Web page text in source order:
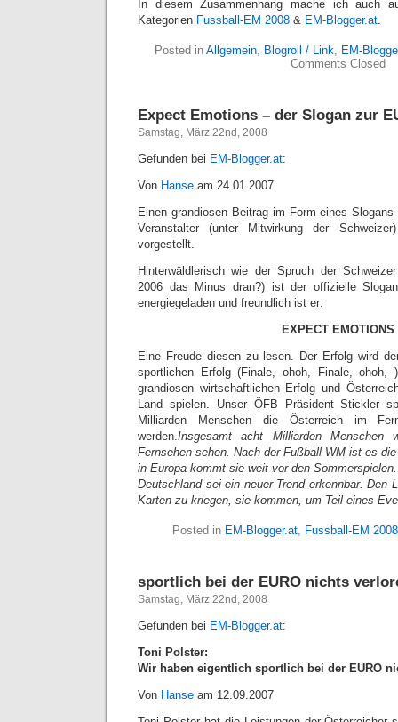
In diesem Zusammenhang mache ich auch
Kategorien Fussball-EM 2008 & EM-Blogger.at.
Posted in Allgemein, Blogroll / Link, EM-
Comments Closed
Expect Emotions – der Slogan zur
Samstag, März 22nd, 2008
Gefunden bei EM-Blogger.at:
Von Hanse am 24.01.2007
Einen grandiosen Beitrag im Form eines
Veranstalter (unter Mitwirkung der
vorgestellt.
Hinterwäldlerisch wie der Spruch der
2006 das Minus dran?) ist der offizielle
energiegeladen und freundlich ist er:
EXPECT EMOTIONS
Eine Freude diesen zu lesen. Der Erfolg wird
sportlichen Erfolg (Finale, ohoh, Finale, ohoh,
grandiosen wirtschaftlichen Erfolg und
Land spielen. Unser ÖFB Präsident Stickler
Milliarden Menschen die Österreich im
werden.Insgesamt acht Milliarden
Fernsehen sehen. Nach der Fußball-WM ist es
in Europa kommt sie weit vor den
Deutschland sei ein neuer Trend erkennbar. Den
Karten zu kriegen, sie kommen, um Teil eines
Posted in EM-Blogger.at, Fussball-EM 2008
sportlich bei der EURO nichts
Samstag, März 22nd, 2008
Gefunden bei EM-Blogger.at:
Toni Polster:
Wir haben eigentlich sportlich bei der EURO
Von Hanse am 12.09.2007